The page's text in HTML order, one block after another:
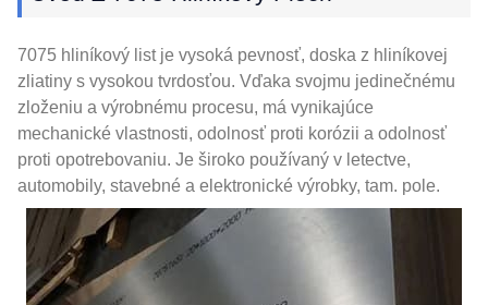
7075 hliníkový list je vysoká pevnosť, doska z hliníkovej
zliatiny s vysokou tvrdosťou. Vďaka svojmu jedinečnému
zloženiu a výrobnému procesu, má vynikajúce
mechanické vlastnosti, odolnosť proti korózii a odolnosť
proti opotrebovaniu. Je široko používaný v letectve,
automobily, stavebné a elektronické výrobky, tam. pole.